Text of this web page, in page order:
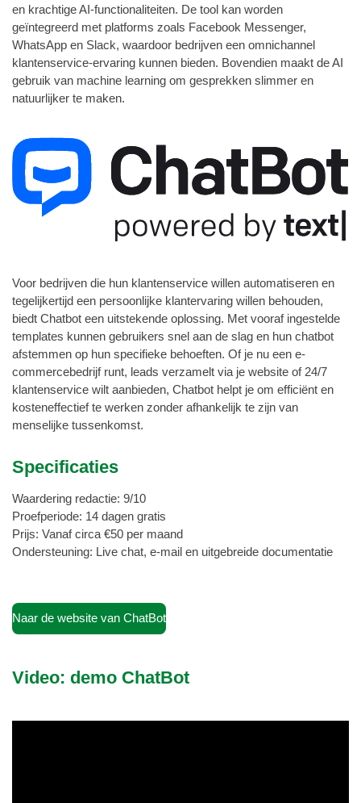
en krachtige AI-functionaliteiten. De tool kan worden
geïntegreerd met platforms zoals Facebook Messenger,
WhatsApp en Slack, waardoor bedrijven een omnichannel
klantenservice-ervaring kunnen bieden. Bovendien maakt de AI
gebruik van machine learning om gesprekken slimmer en
natuurlijker te maken.
Voor bedrijven die hun klantenservice willen automatiseren en
tegelijkertijd een persoonlijke klantervaring willen behouden,
biedt Chatbot een uitstekende oplossing. Met vooraf ingestelde
templates kunnen gebruikers snel aan de slag en hun chatbot
afstemmen op hun specifieke behoeften. Of je nu een e-
commercebedrijf runt, leads verzamelt via je website of 24/7
klantenservice wilt aanbieden, Chatbot helpt je om efficiënt en
kosteneffectief te werken zonder afhankelijk te zijn van
menselijke tussenkomst.
Specificaties
Waardering redactie: 9/10
Proefperiode: 14 dagen gratis
Prijs: Vanaf circa €50 per maand
Ondersteuning: Live chat, e-mail en uitgebreide documentatie
Naar de website van ChatBot
Video: demo ChatBot